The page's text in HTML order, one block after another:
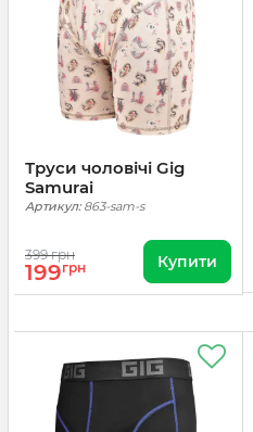
Труси чоловічі Gig
Samurai
Артикул:863-sam-s
399 грн
199грн Купити